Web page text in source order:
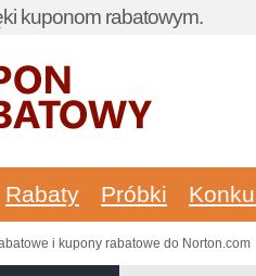
kuponom rabatowym.
Rabaty Próbki
i kupony rabatowe do Norton.com